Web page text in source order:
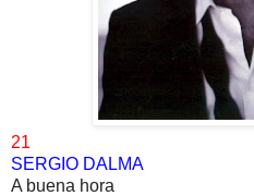
21
SERGIO DALMA
A buena hora